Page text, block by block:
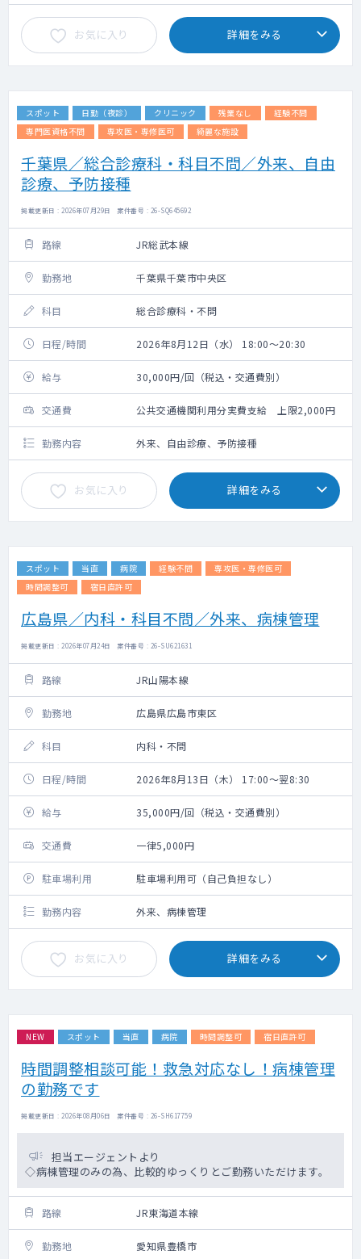
お気に入り 詳細をみる
スポット 日勤（夜診） クリニック 残業なし
経験不問
専門医資格不問
専攻医・専修医可 綺麗な施設
千葉県／総合診療科・科目不問／外来、自由
診療、予防接種
掲載更新日 : 2026年07月29日 案件番号 : 26-SQ645692
路線 JR総武本線
勤務地 千葉県千葉市中央区
科目 総合診療科・不問
日程/時間 2026年8月12日（水） 18:00～20:30
給与 30,000円/回（税込・交通費別）
交通費 公共交通機関利用分実費支給 上限2,000円
勤務内容 外来、自由診療、予防接種
お気に入り 詳細をみる
スポット 当直 病院 経験不問
専攻医・専修医可
時間調整可
宿日直許可
広島県／内科・科目不問／外来、病棟管理
掲載更新日 : 2026年07月24日 案件番号 : 26-SU621631
路線 JR山陽本線
勤務地 広島県広島市東区
科目 内科・不問
日程/時間 2026年8月13日（木） 17:00～翌8:30
給与 35,000円/回（税込・交通費別）
交通費 一律5,000円
駐車場利用 駐車場利用可（自己負担なし）
勤務内容 外来、病棟管理
お気に入り 詳細をみる
NEW スポット 当直 病院 時間調整可 宿日直許可
時間調整相談可能！救急対応なし！病棟管理
の勤務です
掲載更新日 : 2026年08月06日 案件番号 : 26-SH617759
担当エージェントより
◇病棟管理のみの為、比較的ゆっくりとご勤務いただけます。
路線 JR東海道本線
勤務地 愛知県豊橋市